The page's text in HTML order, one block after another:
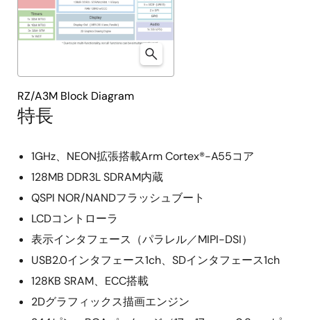
特長
1GHz、NEON拡張搭載Arm Cortex®-A55コア
128MB DDR3L SDRAM内蔵
QSPI NOR/NANDフラッシュブート
LCDコントローラ
表示インタフェース（パラレル／MIPI-DSI）
USB2.0インタフェース1ch、SDインタフェース1ch
128KB SRAM、ECC搭載
2Dグラフィックス描画エンジン
RZ/A3M Block Diagram